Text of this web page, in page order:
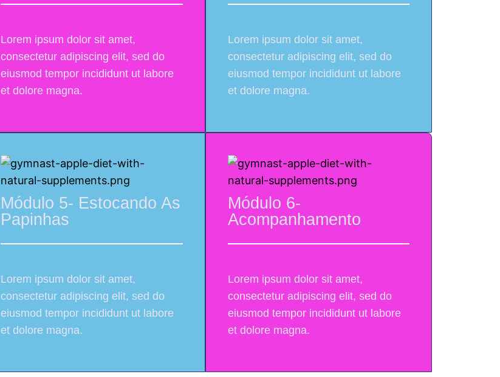
Lorem ipsum dolor sit amet,
consectetur adipiscing elit, sed do
eiusmod tempor incididunt ut labore
et dolore magna.
Lorem ipsum dolor sit amet,
consectetur adipiscing elit, sed do
eiusmod tempor incididunt ut labore
et dolore magna.
Módulo 5- Estocando As
Papinhas
Lorem ipsum dolor sit amet,
consectetur adipiscing elit, sed do
eiusmod tempor incididunt ut labore
et dolore magna.
Módulo 6-
Acompanhamento
Lorem ipsum dolor sit amet,
consectetur adipiscing elit, sed do
eiusmod tempor incididunt ut labore
et dolore magna.